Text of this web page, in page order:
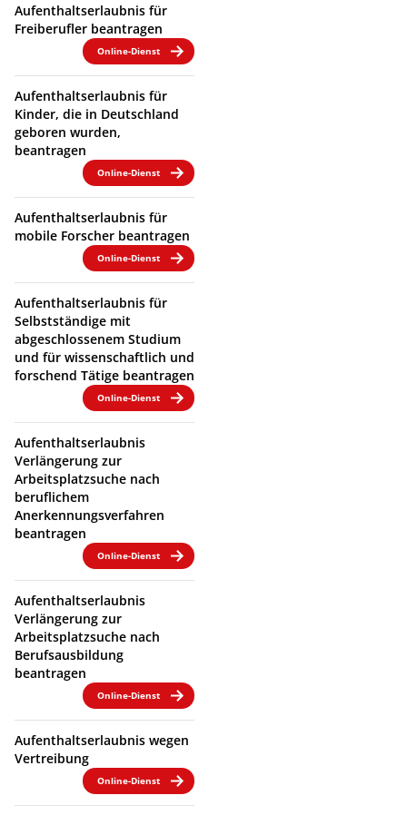
Aufenthaltserlaubnis für
Freiberufler beantragen
Online-Dienst
Aufenthaltserlaubnis für
Kinder, die in Deutschland
geboren wurden,
beantragen
Online-Dienst
Aufenthaltserlaubnis für
mobile Forscher beantragen
Online-Dienst
Aufenthaltserlaubnis für
Selbstständige mit
abgeschlossenem Studium
und für wissenschaftlich und
forschend Tätige beantragen
Online-Dienst
Aufenthaltserlaubnis
Verlängerung zur
Arbeitsplatzsuche nach
beruflichem
Anerkennungsverfahren
beantragen
Online-Dienst
Aufenthaltserlaubnis
Verlängerung zur
Arbeitsplatzsuche nach
Berufsausbildung
beantragen
Online-Dienst
Aufenthaltserlaubnis wegen
Vertreibung
Online-Dienst